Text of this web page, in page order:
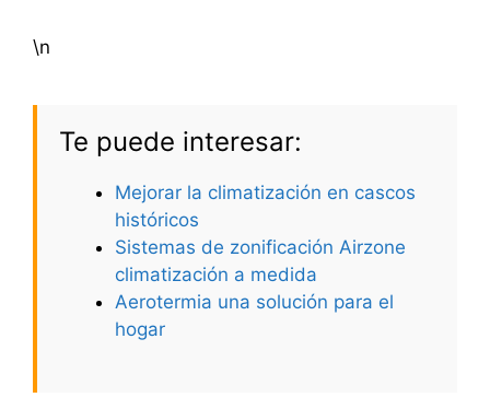
\n
Te puede interesar:
Mejorar la climatización en cascos
históricos
Sistemas de zonificación Airzone
climatización a medida
Aerotermia una solución para el
hogar